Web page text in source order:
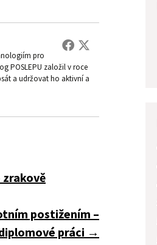
pro
POSLEPU založil v roce
a udržovat ho aktivní a
zrakově
postižením –
práci →